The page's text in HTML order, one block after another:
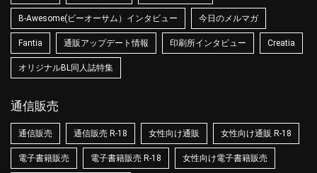
B-Awesome(ビーオーサム）インタビュー 今日のメルマガ
Fantia 通販アップデート情報 印刷所インタビュー Creatia
オリジナルBL同人誌特集
通信販売
通信販売 通信販売 R-18 女性向け通販 女性向け通販 R-18
電子書籍販売 電子書籍販売 R-18 女性向け電子書籍販売